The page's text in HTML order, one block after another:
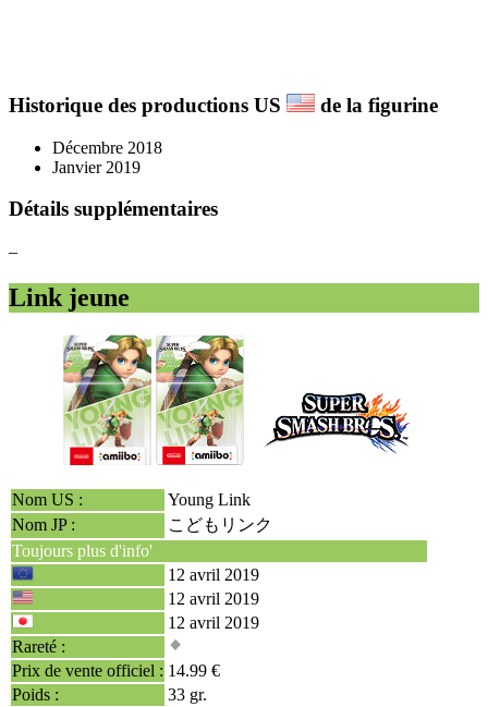
Historique des productions US de la figurine
Décembre 2018
Janvier 2019
Détails supplémentaires
–
Link jeune
Nom US :
Young Link
Nom JP :
こどもリンク
Toujours plus d'info'
12 avril 2019
12 avril 2019
12 avril 2019
Rareté :
Prix de vente officiel : 14.99 €
Poids :
33 gr.